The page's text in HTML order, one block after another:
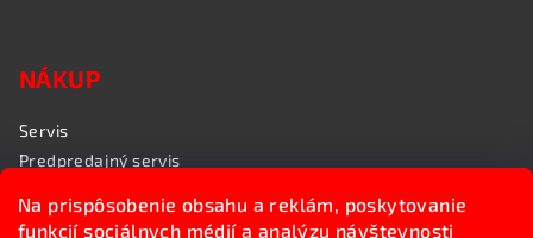
Na prispôsobenie obsahu a reklám, poskytovanie
funkcií sociálnych médií a analýzu návštevnosti
NÁKUP
Servis
Predpredajný servis
Rozvoz bicyklov